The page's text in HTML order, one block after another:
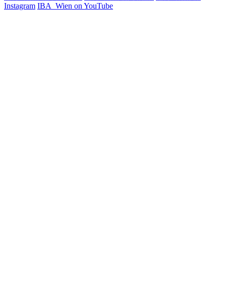
Instagram IBA_Wien on YouTube